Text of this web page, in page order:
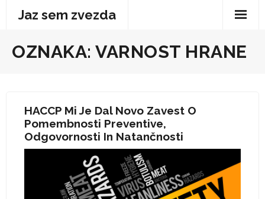
Jaz sem zvezda
OZNAKA: VARNOST HRANE
HACCP Mi Je Dal Novo Zavest O
Pomembnosti Preventive,
Odgovornosti In Natančnosti